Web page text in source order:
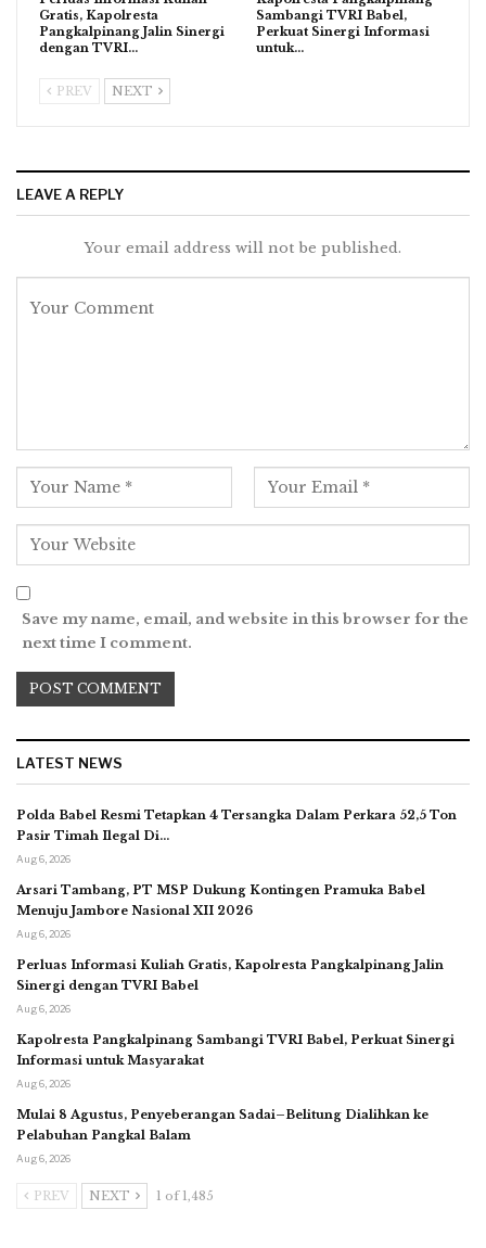
Gratis, Kapolresta
Pangkalpinang Jalin Sinergi
dengan TVRI…
Sambangi TVRI Babel,
Perkuat Sinergi Informasi
untuk…
PREV NEXT
LEAVE A REPLY
Your email address will not be published.
Save my name, email, and website in this browser for the
next time I comment.
LATEST NEWS
Polda Babel Resmi Tetapkan 4 Tersangka Dalam Perkara 52,5 Ton
Pasir Timah Ilegal Di…
Aug 6, 2026
Arsari Tambang, PT MSP Dukung Kontingen Pramuka Babel
Menuju Jambore Nasional XII 2026
Aug 6, 2026
Perluas Informasi Kuliah Gratis, Kapolresta Pangkalpinang Jalin
Sinergi dengan TVRI Babel
Aug 6, 2026
Kapolresta Pangkalpinang Sambangi TVRI Babel, Perkuat Sinergi
Informasi untuk Masyarakat
Aug 6, 2026
Mulai 8 Agustus, Penyeberangan Sadai–Belitung Dialihkan ke
Pelabuhan Pangkal Balam
Aug 6, 2026
PREV NEXT 1 of 1,485